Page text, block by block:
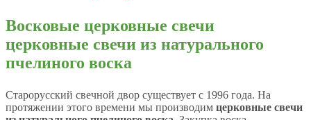
Восковые церковные свечи
церковные свечи из натурального
пчелиного воска
Старорусский свечной двор существует с 1996 года. На
протяжении этого времени мы производим церковные свечи